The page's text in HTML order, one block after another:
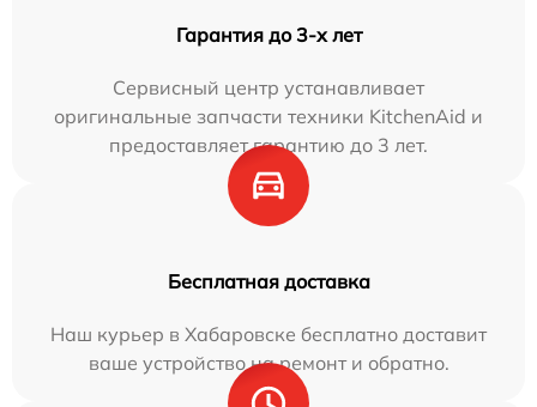
Гарантия до 3-х лет
Сервисный центр устанавливает
оригинальные запчасти техники KitchenAid и
предоставляет гарантию до 3 лет.
Бесплатная доставка
Наш курьер в Хабаровске бесплатно доставит
ваше устройство на ремонт и обратно.